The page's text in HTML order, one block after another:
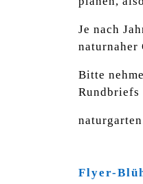
Je nach
naturnaher
Bitte
Rundbriefs
Flyer-